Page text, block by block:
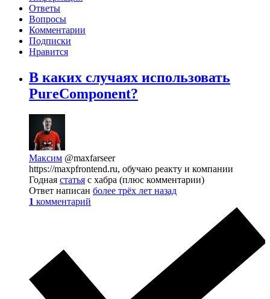
Ответы
Вопросы
Комментарии
Подписки
Нравится
В каких случаях использовать
PureComponent?
Максим @maxfarseer
https://maxpfrontend.ru, обучаю реакту и компании
Годная статья с хабра (плюс комментарии)
Ответ написан более трёх лет назад
1 комментарий